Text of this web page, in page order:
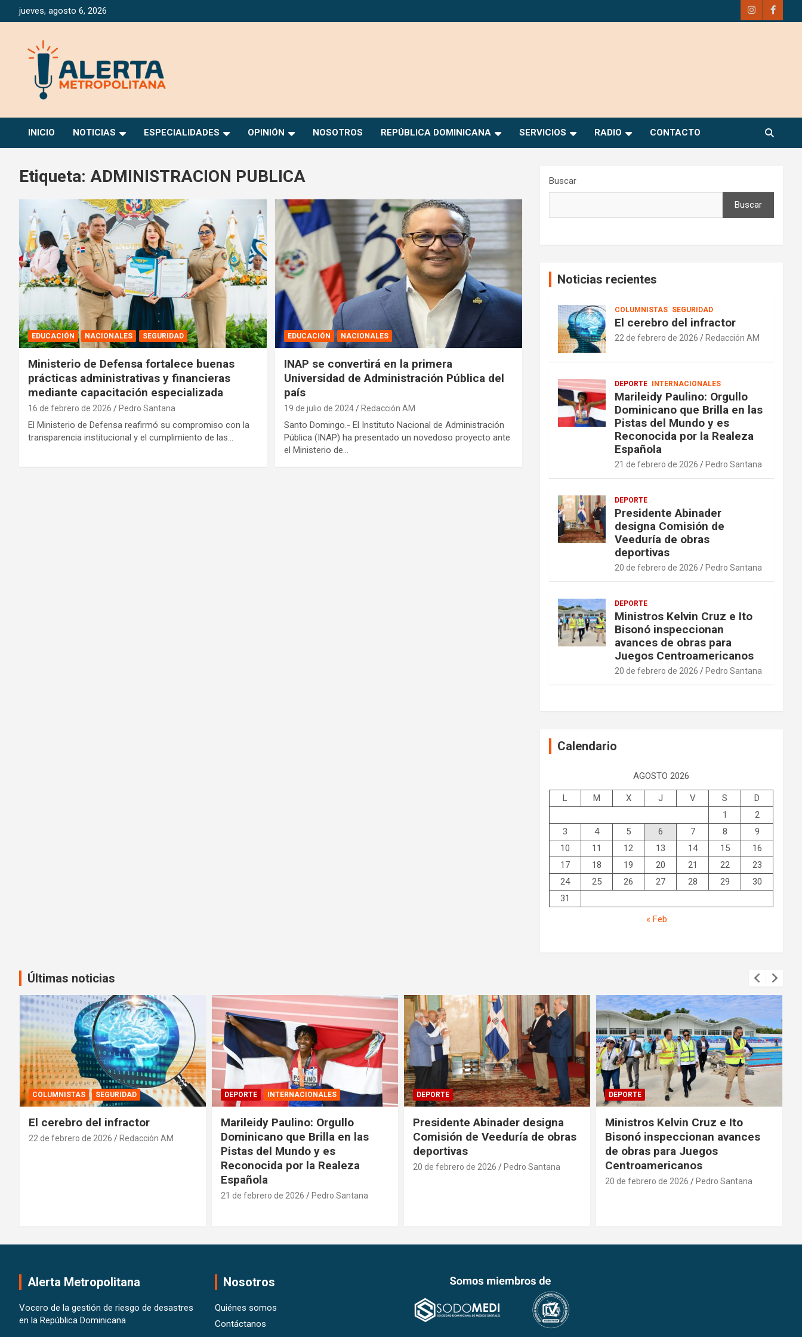
Saltarjueves, agosto 6, 2026
Alerta Metropolitana
INICIO NOTICIAS ESPECIALIDADES OPINIÓN NOSOTROS REPÚBLICA DOMINICANA SERVICIOS RADIO CONTACTO
Etiqueta: ADMINISTRACION PUBLICA
EDUCACIÓN NACIONALES SEGURIDAD
Ministerio de Defensa fortalece buenas
prácticas administrativas y financieras
mediante capacitación especializada
16 de febrero de 2026 Pedro Santana
El Ministerio de Defensa reafirmó su compromiso con la
transparencia institucional y el cumplimiento de las…
EDUCACIÓN NACIONALES
INAP se convertirá en la primera
Universidad de Administración Pública del
país
19 de julio de 2024 Redacción AM
Santo Domingo.- El Instituto Nacional de Administración
Pública (INAP) ha presentado un novedoso proyecto ante
el Ministerio de…
Buscar
Buscar
Noticias recientes
COLUMNISTAS SEGURIDAD
El cerebro del infractor
22 de febrero de 2026 Redacción AM
DEPORTE INTERNACIONALES
Marileidy Paulino: Orgullo
Dominicano que Brilla en las
Pistas del Mundo y es
Reconocida por la Realeza
Española
21 de febrero de 2026 Pedro Santana
DEPORTE
Presidente Abinader
designa Comisión de
Veeduría de obras
deportivas
20 de febrero de 2026 Pedro Santana
DEPORTE
Ministros Kelvin Cruz e Ito
Bisonó inspeccionan
avances de obras para
Juegos Centroamericanos
20 de febrero de 2026 Pedro Santana
Calendario
AGOSTO 2026
L M X J V S
D
1
2
3
4 5 6 7 8
9
10
11 12 13 14 15
16
17
18 19 20 21 22
23
24
25 26 27 28 29
30
31
« Feb
Últimas noticias
DEPORTE INTERNACIONALES
Marileidy Paulino: Orgullo
Dominicano que Brilla en las
DEPORTE
Presidente Abinader designa
Comisión de Veeduría de obras
deportivas
20 de febrero de 2026 Pedro Santana
DEPORTE
Ministros Kelvin Cruz e Ito
Bisonó inspeccionan avances
de obras para Juegos
Centroamericanos
DEPORTE
Ministerio de Deporte aporta
RD$ 1.3 millones para Copa de
Boxeo
20 de febrero de 2026 Pedro Santana
Alerta Metropolitana
Vocero de la gestión de riesgo de desastres
en la República Dominicana
Nosotros
Quiénes somos
Contáctanos